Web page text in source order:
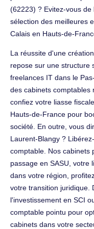
(62223) ? Evitez-vous
sélection des meilleures
Calais en Hauts-de-
La réussite d'une
repose sur une structure
freelances IT dans le
des cabinets comptables
confiez votre liasse
Hauts-de-France pour
société. En outre, vous
Laurent-Blangy ?
comptable. Nos cabinets
passage en SASU, votre
dans votre région,
votre transition juridique.
l'investissement en SCI
comptable pointu pour
cabinets dans votre